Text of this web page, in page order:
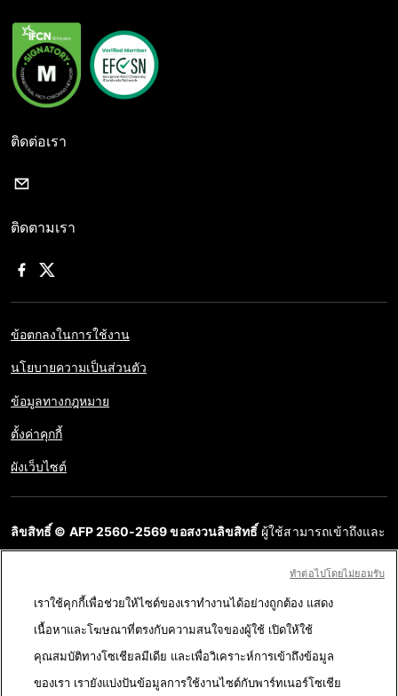
ติดต่อเรา
ติดตามเรา
ข้อตกลงในการใช้งาน
นโยบายความเป็นส่วนตัว
ข้อมูลทางกฎหมาย
ตั้งค่าคุกกี้
ผังเว็บไซต์
ลิขสิทธิ์ © AFP 2560-2569 ขอสงวนลิขสิทธิ์ ผู้ใช้สามารถเข้าถึงและ
นำเนื้อหาบนเว็บไซต์ของ AFP ไปเผยแพร่ต่อโดยไม่ได้รับอนุญาตก่อน
ในวัตถุประสงค์อื่น โดยเฉพาะการนำไปผลิตซ้ำ การใช้เพื่อสื่อสารกับ
สาธารณะ หรือการเผยแพร่เนื้อหาบนเว็บไซต์ ทั้งในบางส่วนหรือ
ทั้งหมด โดย AFP ไม่ได้รับสิทธิ์ใดๆ จากเจ้าของลิขสิทธิ์สำหรับเนื้อหา
เราใช้คุกกี้เพื่อช่วยให้ไซต์ของเราทำงานได้อย่างถูกต้อง แสดง
เนื้อหาและโฆษณาที่ตรงกับความสนใจของผู้ใช้ เปิดให้ใช้
คุณสมบัติทางโซเชียลมีเดีย และเพื่อวิเคราะห์การเข้าถึงข้อมูล
ของเรา เรายังแบ่งปันข้อมูลการใช้งานไซต์กับพาร์ทเนอร์โซเชีย
ทําต่อไปโดยไม่ยอมรับ